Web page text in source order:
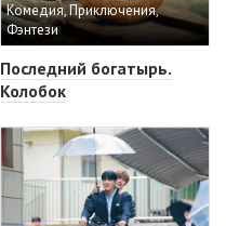
Комедия, Приключения,
Фэнтези
Последний богатырь.
Колобок